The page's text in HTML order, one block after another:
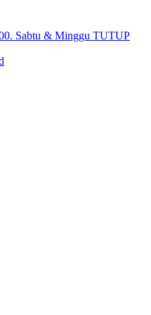
Sabtu & Minggu TUTUP